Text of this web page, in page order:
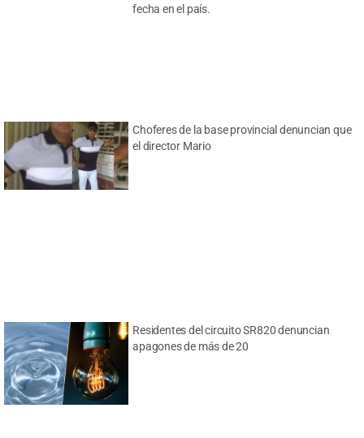
fecha en el país.
Choferes de la base provincial denuncian que
el director Mario
Residentes del circuito SR820 denuncian
apagones de más de 20